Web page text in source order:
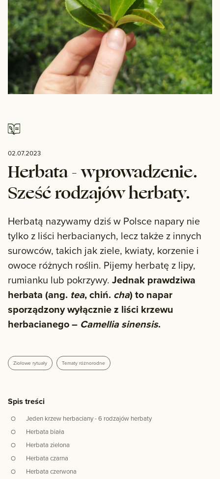
02.07.2023
Herbata - wprowadzenie.
Sześć rodzajów herbaty.
Herbatą nazywamy dziś w Polsce napary nie
tylko z liści herbacianych, lecz także z innych
surowców, takich jak ziele, kwiaty, korzenie i
owoce różnych roślin. Pijemy herbatę z lipy,
rumianku lub pokrzywy. Jednak prawdziwa
herbata (ang. tea, chiń. cha) to napar
sporządzony wyłącznie z liści krzewu
herbacianego – Camellia sinensis.
Ziołowe rytuały Tematy różnorodne
Spis treści
Jeden krzew herbaciany - 6 rodzajów herbaty
Herbata biała
Herbata zielona
Herbata czarna
Herbata czerwona